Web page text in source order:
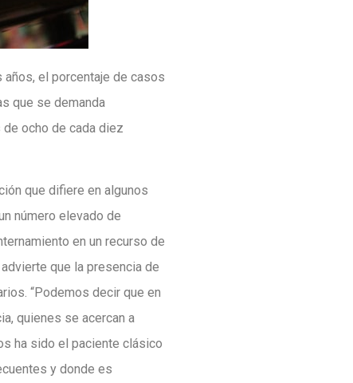
el porcentaje de casos
que se demanda
ocho de cada diez
que difiere en algunos
número elevado de
en un recurso de
que la presencia de
“Podemos decir que en
quienes se acercan a
ha sido el paciente clásico
y donde es